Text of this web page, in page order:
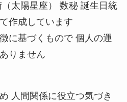
太陽星座） 数秘 誕生日統
作成しています
に基づくもので 個人の運
りません
人間関係に役立つ気づき